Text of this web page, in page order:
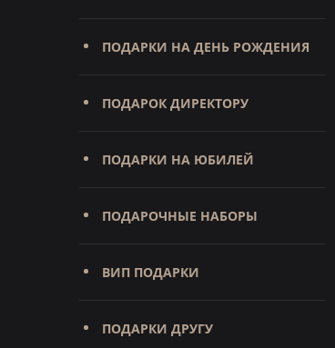
ПОДАРКИ НА ДЕНЬ РОЖДЕНИЯ
ПОДАРОК ДИРЕКТОРУ
ПОДАРКИ НА ЮБИЛЕЙ
ПОДАРОЧНЫЕ НАБОРЫ
ВИП ПОДАРКИ
ПОДАРКИ ДРУГУ